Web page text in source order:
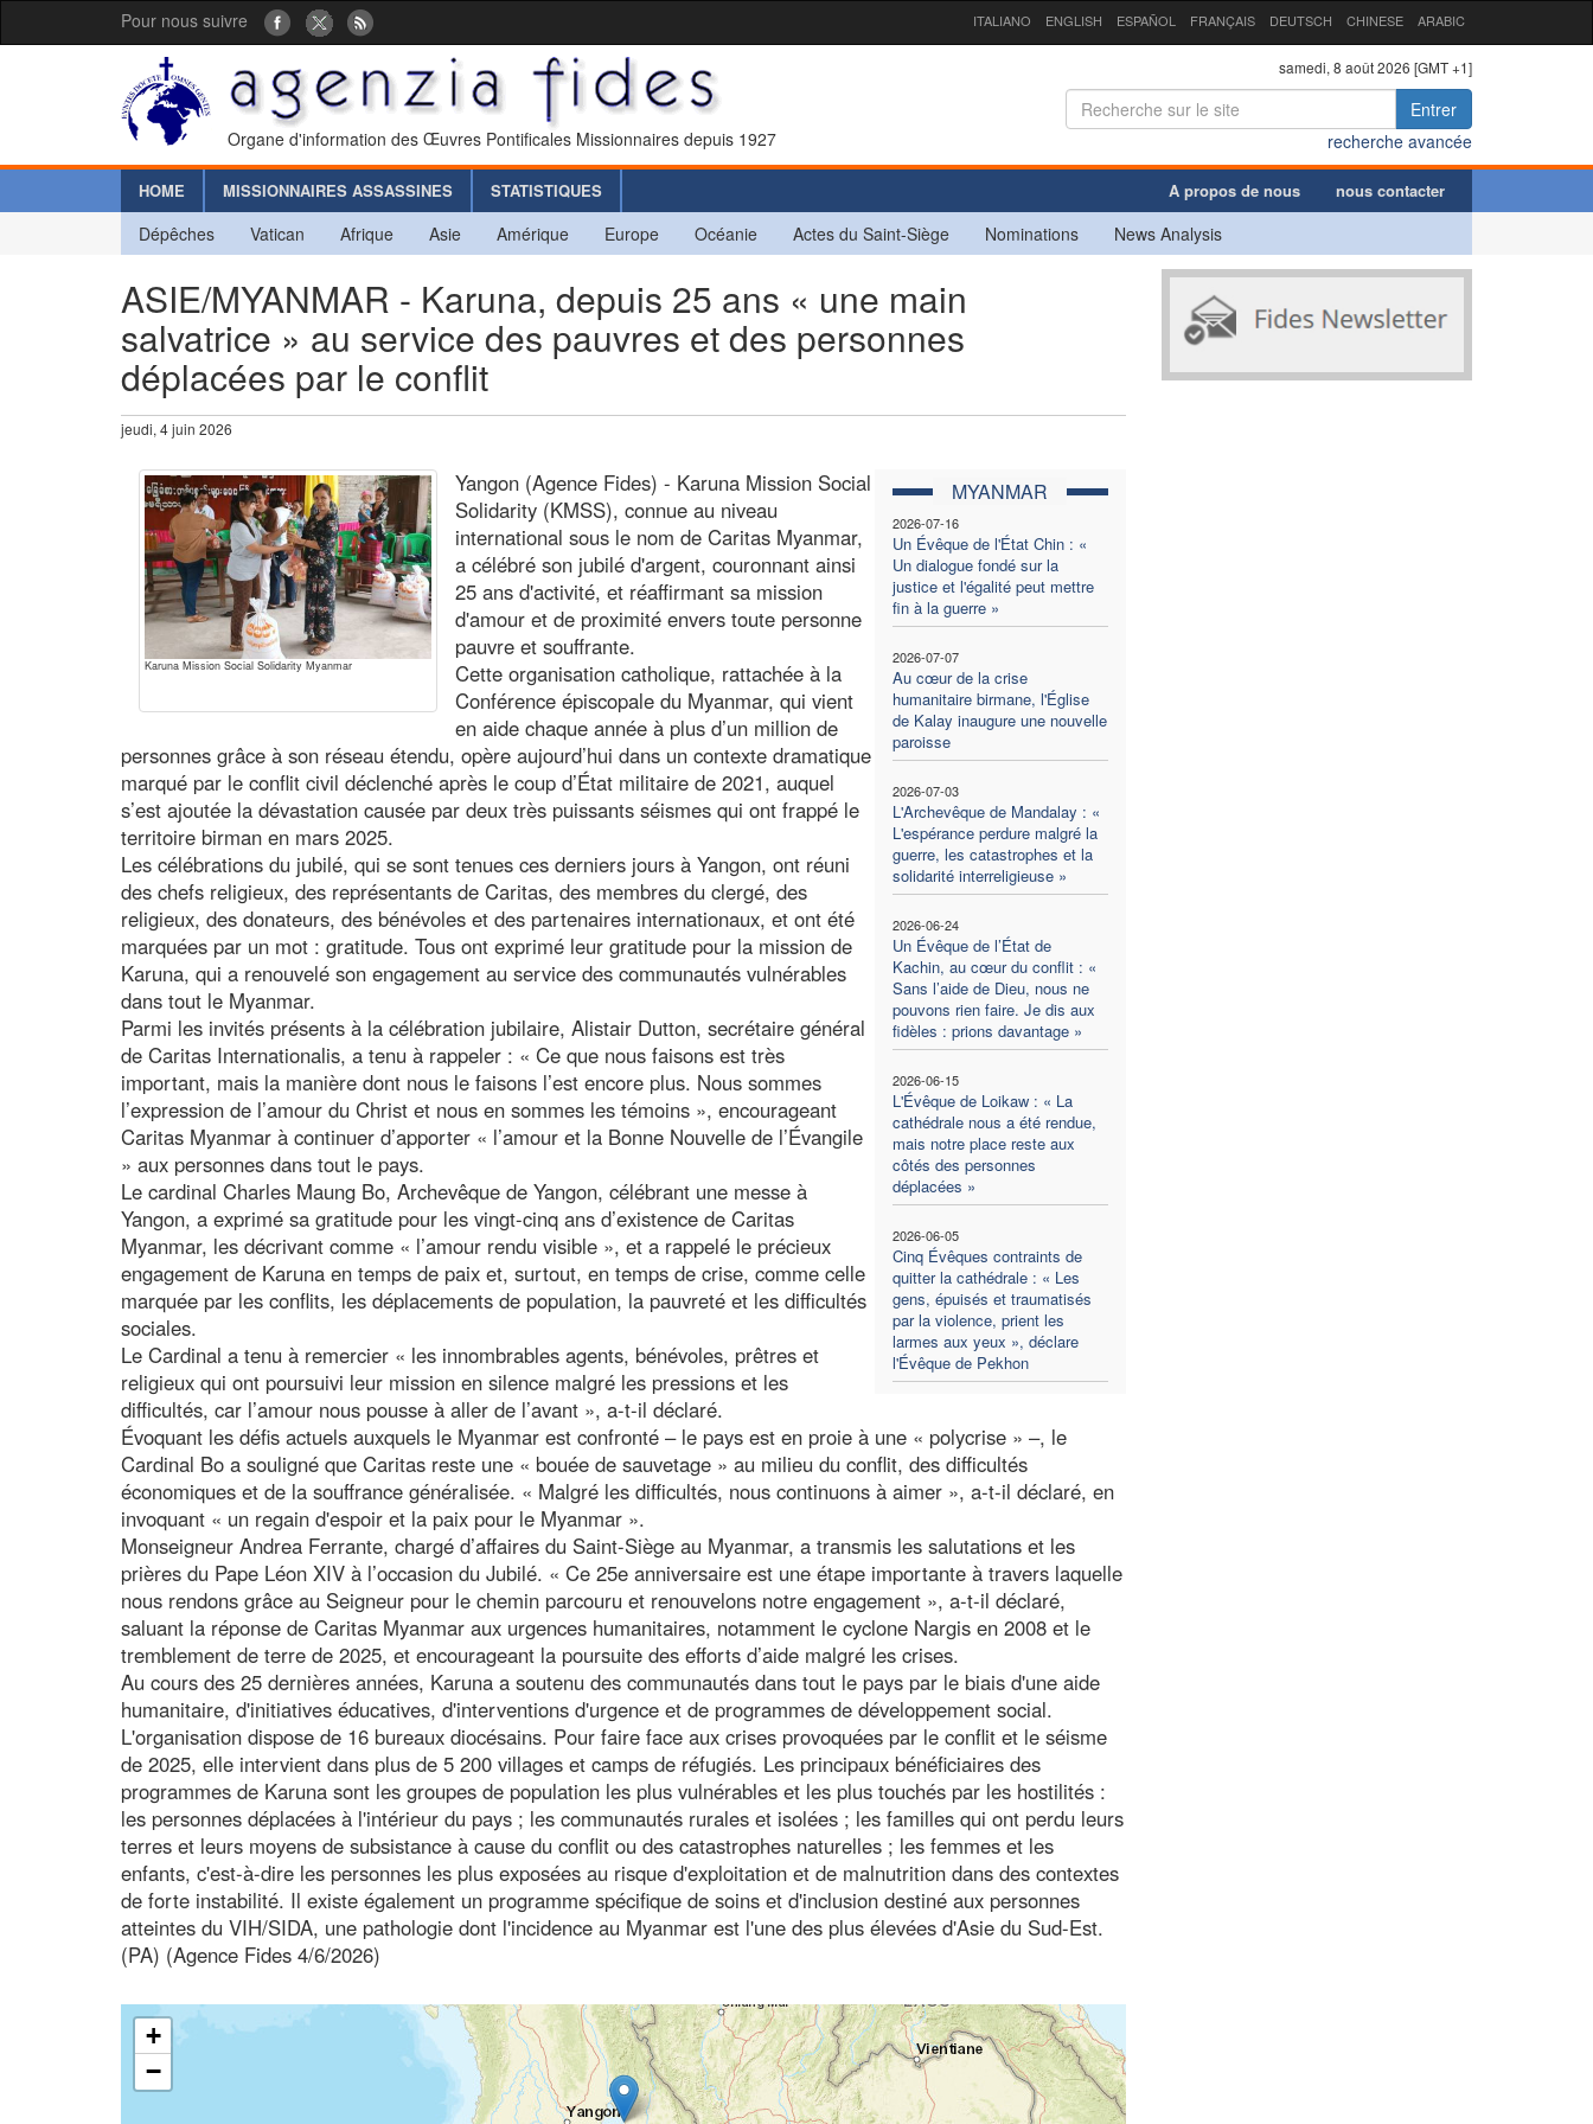
Pour nous suivre ITALIANO ENGLISH ESPAÑOL FRANÇAIS DEUTSCH CHINESE ARABIC
Organe d'information des Œuvres Pontificales Missionnaires depuis 1927
samedi, 8 août 2026 [GMT +1]
Entrer
recherche avancée
HOME MISSIONNAIRES ASSASSINES STATISTIQUES A propos de nous nous contacter
Dépêches Vatican Afrique Asie Amérique Europe Océanie Actes du Saint-Siège Nominations News Analysis
ASIE/MYANMAR - Karuna, depuis 25 ans « une main
salvatrice » au service des pauvres et des personnes
déplacées par le conflit
jeudi, 4 juin 2026
Karuna Mission Social Solidarity Myanmar
MYANMAR
2026-07-16
Un Évêque de l'État Chin : «
Un dialogue fondé sur la
justice et l'égalité peut mettre
fin à la guerre »
2026-07-07
Au cœur de la crise
humanitaire birmane, l'Église
de Kalay inaugure une nouvelle
paroisse
2026-07-03
L'Archevêque de Mandalay : «
L'espérance perdure malgré la
guerre, les catastrophes et la
solidarité interreligieuse »
2026-06-24
Un Évêque de l’État de
Kachin, au cœur du conflit : «
Sans l’aide de Dieu, nous ne
pouvons rien faire. Je dis aux
fidèles : prions davantage »
2026-06-15
L'Évêque de Loikaw : « La
cathédrale nous a été rendue,
mais notre place reste aux
côtés des personnes
déplacées »
2026-06-05
Cinq Évêques contraints de
quitter la cathédrale : « Les
gens, épuisés et traumatisés
par la violence, prient les
larmes aux yeux », déclare
l'Évêque de Pekhon
Yangon (Agence Fides) - Karuna Mission Social
Solidarity (KMSS), connue au niveau
international sous le nom de Caritas Myanmar,
a célébré son jubilé d'argent, couronnant ainsi
25 ans d'activité, et réaffirmant sa mission
d'amour et de proximité envers toute personne
pauvre et souffrante.
Cette organisation catholique, rattachée à la
Conférence épiscopale du Myanmar, qui vient
en aide chaque année à plus d’un million de
personnes grâce à son réseau étendu, opère aujourd’hui dans un contexte dramatique
marqué par le conflit civil déclenché après le coup d’État militaire de 2021, auquel
s’est ajoutée la dévastation causée par deux très puissants séismes qui ont frappé le
territoire birman en mars 2025.
Les célébrations du jubilé, qui se sont tenues ces derniers jours à Yangon, ont réuni
des chefs religieux, des représentants de Caritas, des membres du clergé, des
religieux, des donateurs, des bénévoles et des partenaires internationaux, et ont été
marquées par un mot : gratitude. Tous ont exprimé leur gratitude pour la mission de
Karuna, qui a renouvelé son engagement au service des communautés vulnérables
dans tout le Myanmar.
Parmi les invités présents à la célébration jubilaire, Alistair Dutton, secrétaire général
de Caritas Internationalis, a tenu à rappeler : « Ce que nous faisons est très
important, mais la manière dont nous le faisons l’est encore plus. Nous sommes
l’expression de l’amour du Christ et nous en sommes les témoins », encourageant
Caritas Myanmar à continuer d’apporter « l’amour et la Bonne Nouvelle de l’Évangile
» aux personnes dans tout le pays.
Le cardinal Charles Maung Bo, Archevêque de Yangon, célébrant une messe à
Yangon, a exprimé sa gratitude pour les vingt-cinq ans d’existence de Caritas
Myanmar, les décrivant comme « l’amour rendu visible », et a rappelé le précieux
engagement de Karuna en temps de paix et, surtout, en temps de crise, comme celle
marquée par les conflits, les déplacements de population, la pauvreté et les difficultés
sociales.
Le Cardinal a tenu à remercier « les innombrables agents, bénévoles, prêtres et
religieux qui ont poursuivi leur mission en silence malgré les pressions et les
difficultés, car l’amour nous pousse à aller de l’avant », a-t-il déclaré.
Évoquant les défis actuels auxquels le Myanmar est confronté – le pays est en proie à une « polycrise » –, le
Cardinal Bo a souligné que Caritas reste une « bouée de sauvetage » au milieu du conflit, des difficultés
économiques et de la souffrance généralisée. « Malgré les difficultés, nous continuons à aimer », a-t-il déclaré, en
invoquant « un regain d'espoir et la paix pour le Myanmar ».
Monseigneur Andrea Ferrante, chargé d’affaires du Saint-Siège au Myanmar, a transmis les salutations et les
prières du Pape Léon XIV à l’occasion du Jubilé. « Ce 25e anniversaire est une étape importante à travers laquelle
nous rendons grâce au Seigneur pour le chemin parcouru et renouvelons notre engagement », a-t-il déclaré,
saluant la réponse de Caritas Myanmar aux urgences humanitaires, notamment le cyclone Nargis en 2008 et le
tremblement de terre de 2025, et encourageant la poursuite des efforts d’aide malgré les crises.
Au cours des 25 dernières années, Karuna a soutenu des communautés dans tout le pays par le biais d'une aide
humanitaire, d'initiatives éducatives, d'interventions d'urgence et de programmes de développement social.
L'organisation dispose de 16 bureaux diocésains. Pour faire face aux crises provoquées par le conflit et le séisme
de 2025, elle intervient dans plus de 5 200 villages et camps de réfugiés. Les principaux bénéficiaires des
programmes de Karuna sont les groupes de population les plus vulnérables et les plus touchés par les hostilités :
les personnes déplacées à l'intérieur du pays ; les communautés rurales et isolées ; les familles qui ont perdu leurs
terres et leurs moyens de subsistance à cause du conflit ou des catastrophes naturelles ; les femmes et les
enfants, c'est-à-dire les personnes les plus exposées au risque d'exploitation et de malnutrition dans des contextes
de forte instabilité. Il existe également un programme spécifique de soins et d'inclusion destiné aux personnes
atteintes du VIH/SIDA, une pathologie dont l'incidence au Myanmar est l'une des plus élevées d'Asie du Sud-Est.
(PA) (Agence Fides 4/6/2026)
+
−